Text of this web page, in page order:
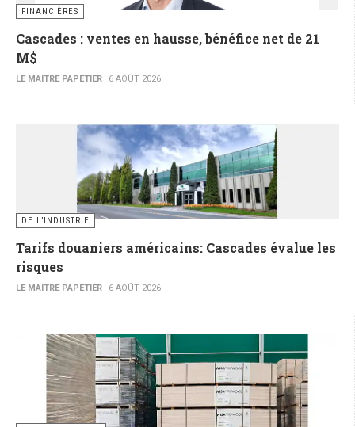
FINANCIÈRES
Cascades : ventes en hausse, bénéfice net de 21
M$
LE MAITRE PAPETIER 6 AOÛT 2026
DE L’INDUSTRIE
Tarifs douaniers américains: Cascades évalue les
risques
LE MAITRE PAPETIER 6 AOÛT 2026